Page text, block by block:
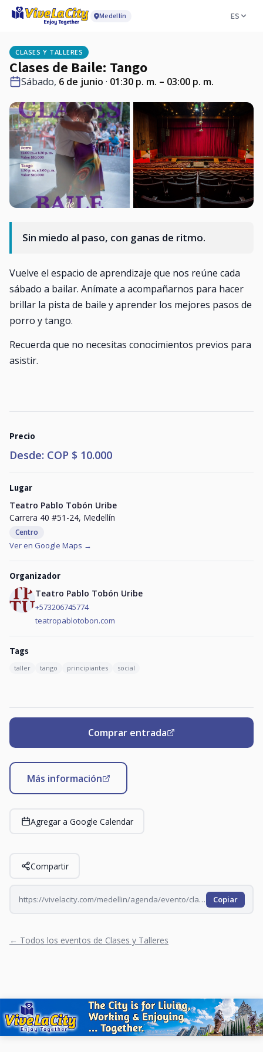
Medellín ES
CLASES Y TALLERES
Clases de Baile: Tango
Sábado, 6 de junio · 01:30 p. m. – 03:00 p. m.
Sin miedo al paso, con ganas de ritmo.
Vuelve el espacio de aprendizaje que nos reúne cada
sábado a bailar. Anímate a acompañarnos para hacer
brillar la pista de baile y aprender los mejores pasos de
porro y tango.
Recuerda que no necesitas conocimientos previos para
asistir.
Precio
Desde: COP $ 10.000
Lugar
Teatro Pablo Tobón Uribe
Carrera 40 #51-24, Medellín
Centro
Ver en Google Maps →
Organizador
Teatro Pablo Tobón Uribe
+573206745774
teatropablotobon.com
Tags
taller tango principiantes social
Comprar entrada
Más información
Agregar a Google Calendar
Compartir
https://vivelacity.com/medellin/agenda/evento/clases-de-baile-tango-2026-06-06 Copiar
← Todos los eventos de Clases y Talleres